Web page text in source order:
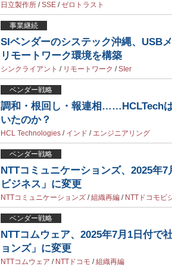
日立製作所 /SSE /ゼロトラスト
事業継続
SIベンダーのシステック沖縄、USB
リモートワーク環境を構築
シンクライアント / リモートワーク /SIer
ベンダー戦略
調和・根回し・報連相……HCLTech
いたのか？
HCL Technologies / インド / エンジニアリング
ベンダー戦略
NTTコミュニケーションズ、2025年
ビジネス」に変更
NTTコミュニケーションズ /組織再編 / NTTドコモビ
ベンダー戦略
NTTコムウェア、2025年7月1日付で
ョンズ」に変更
NTTコムウェア / NTTドコモ /組織再編